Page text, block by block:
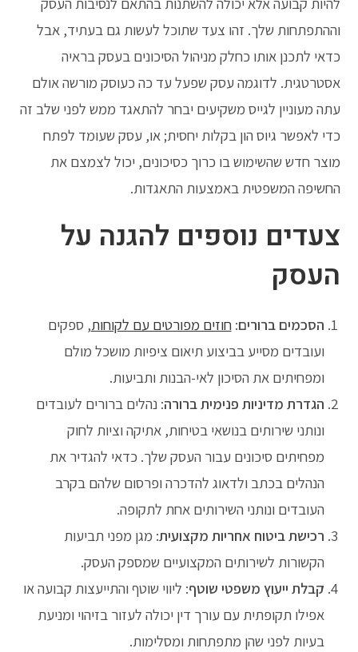
וההתפתחות שלך. זהו צעד שתוכל לעשות גם בעתיד, אבל
כדאי לתכנן אותו כחלק מניהול הסיכונים בעסק בראיה
אסטרטגית. לדוגמה עסק שפעל עד כה כעוסק מורשה אולם
עתה מעוניין לגייס משקיעים יבחר להתאגד ממש לפני שלב זה
כדי לאפשר גיוס הון בקלות יחסית; או, עסק שעומד לפתח
מוצר חדש שהשימוש בו כרוך כסיכונים, יכול לצמצם את
החשיפה המשפטית באמצעות התאגדות.
צעדים נוספים להגנה על
העסק
הסכמים ברורים: חוזים מפורטים עם לקוחות, ספקים
ועובדים מסייע בביצוע תיאום ציפיות מושכל מולם
ומפחיתים את הסיכון לאי-הבנות ותביעות.
הגדרת מדיניות פנימית ברורה: נהלים ברורים לעובדים
ונותני שירותים בנושאי בטיחות, אתיקה וציות לחוק
מפחיתים סיכונים עבור העסק שלך. כדאי להגדיר את
הנהלים בכתב ולדאוג להדכרה ופרסום שלהם בקרב
העובדים ונותני השירותים אחת לתקופה.
רכישת ביטוח אחריות מקצועית: מגן מפני תביעות
הקשורות לשירותים המקצועיים שמספק העסק.
קבלת ייעוץ משפטי שוטף: ליווי שוטף והתייעצות קבועה או
אפילו תקופתית עם עורך דין יכולה לעזור בזיהוי ומניעת
בעיות לפני שהן מתפתחות ומסלימות.